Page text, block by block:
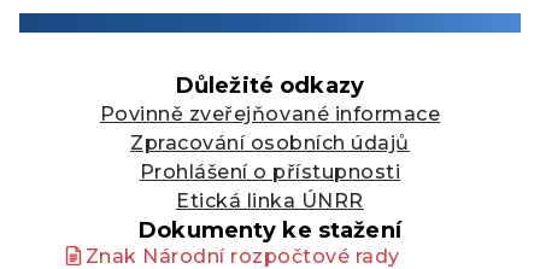
Důležité odkazy
Povinně zveřejňované informace
Zpracování osobních údajů
Prohlášení o přístupnosti
Etická linka ÚNRR
Dokumenty ke stažení
Znak Národní rozpočtové rady